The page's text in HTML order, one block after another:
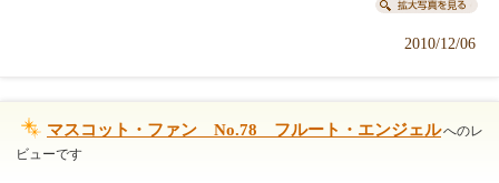
2010/12/06
マスコット・ファン No.78 フルート・エンジェルへのレ
ビューです